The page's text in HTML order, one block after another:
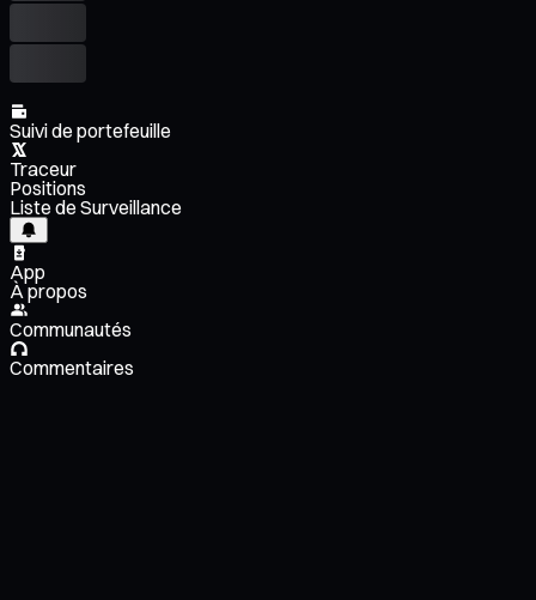
Suivi de portefeuille
Traceur
Positions
Liste de Surveillance
App
À propos
Communautés
Commentaires